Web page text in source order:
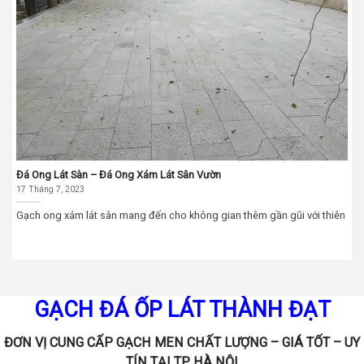
Đá Ong Lát Sàn – Đá Ong Xám Lát Sân Vườn
17 Tháng 7, 2023
Gạch ong xám lát sân mang đến cho không gian thêm gần gũi với thiên
GẠCH ĐÁ ỐP LÁT THÀNH ĐẠT
ĐƠN VỊ CUNG CẤP GẠCH MEN CHẤT LƯỢNG – GIÁ TỐT – UY